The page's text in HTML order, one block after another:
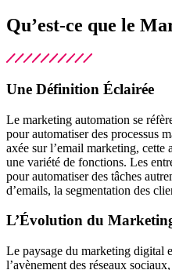
Qu’est-ce que le
Une Définition Éclairée
Le marketing automation se
pour automatiser des processus
axée sur l’email marketing,
une variété de fonctions. Les
pour automatiser des tâches
d’emails, la segmentation des
L’Évolution du
Le paysage du marketing digital
l’avènement des réseaux